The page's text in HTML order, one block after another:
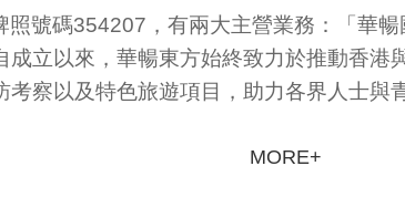
號碼354207，有兩大主營業務：「華
成立以來，華暢東方始終致力於推動香港
考察以及特色旅遊項目，助力各界人士與
MORE+